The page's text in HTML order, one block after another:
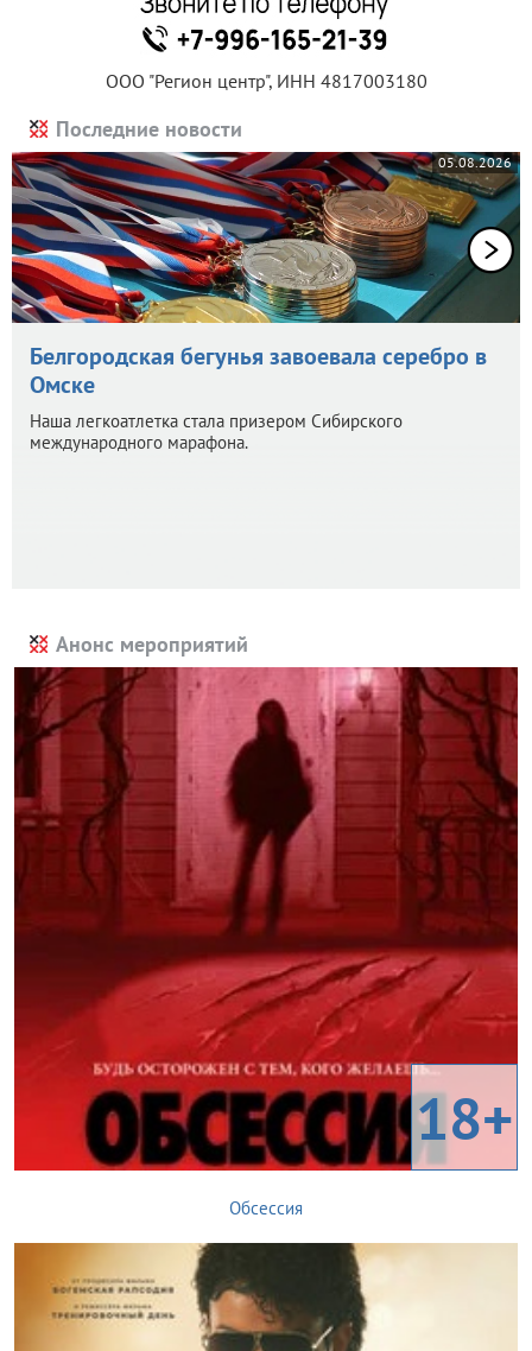
ООО "Регион центр", ИНН 4817003180
Последние новости
05.08.2026
Белгородская бегунья завоевала серебро в
Омске
Наша легкоатлетка стала призером Сибирского
международного марафона.
Анонс мероприятий
18+
Обсессия